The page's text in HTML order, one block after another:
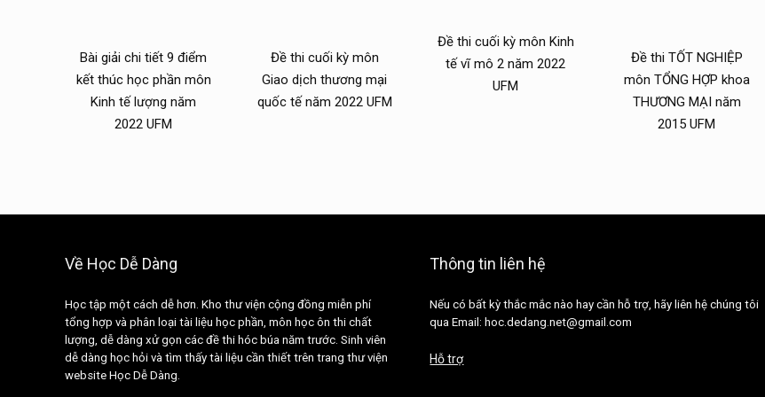
Bài giải chi tiết 9 điểm
kết thúc học phần môn
Kinh tế lượng năm
2022 UFM
Đề thi cuối kỳ môn
Giao dịch thương mại
quốc tế năm 2022 UFM
Đề thi cuối kỳ môn Kinh
tế vĩ mô 2 năm 2022
UFM
Đề thi TỐT NGHIỆP
môn TỔNG HỢP khoa
THƯƠNG MẠI năm
2015 UFM
Về Học Dễ Dàng
Học tập một cách dễ hơn. Kho thư viện cộng đồng miễn phí
tổng hợp và phân loại tài liệu học phần, môn học ôn thi chất
lượng, dễ dàng xử gọn các đề thi hóc búa năm trước. Sinh viên
dễ dàng học hỏi và tìm thấy tài liệu cần thiết trên trang thư viện
website Học Dễ Dàng.
Thông tin liên hệ
Nếu có bất kỳ thắc mắc nào hay cần hỗ trợ, hãy liên hệ chúng tôi
qua Email: hoc.dedang.net@gmail.com
Hỗ trợ